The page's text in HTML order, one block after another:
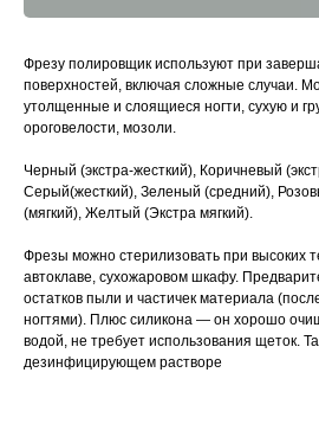
Фрезу полировщик используют при
поверхностей, включая сложные случаи.
утолщенные и слоящиеся ногти, сухую и
ороговелости, мозоли.
Черный (экстра-жесткий), Коричневый
Серый(жесткий), Зеленый (средний),
(мягкий), Желтый (Экстра мягкий).
Фрезы можно стерилизовать при высоких
автоклаве, сухожаровом шкафу.
остатков пыли и частичек материала
ногтями). Плюс силикона — он хорошо
водой, не требует использования щеток.
дезинфицирующем растворе